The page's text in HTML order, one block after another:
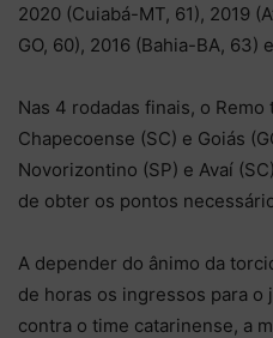
2020 (Cuiabá-MT, 61), 2019
GO, 60), 2016 (Bahia-BA, 63)
Nas 4 rodadas finais, o Remo
Chapecoense (SC) e Goiás
Novorizontino (SP) e Avaí
de obter os pontos
A depender do ânimo da
de horas os ingressos para o
contra o time catarinense, a